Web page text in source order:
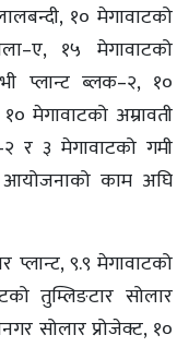
१० मेगावाटको
१५ मेगावाटको
प्लान्ट ब्लक–२, १०
मेगावाटको अम्रावती
र ३ मेगावाटको गमी
काम अघि
९.९ मेगावाटको
तुम्लिङटार सोलार
सोलार प्रोजेक्ट, १०